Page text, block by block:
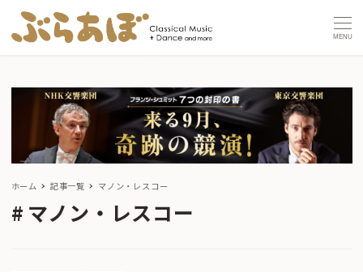
MENU
ホーム 記事一覧 マノン・レスコー
マノン・レスコー